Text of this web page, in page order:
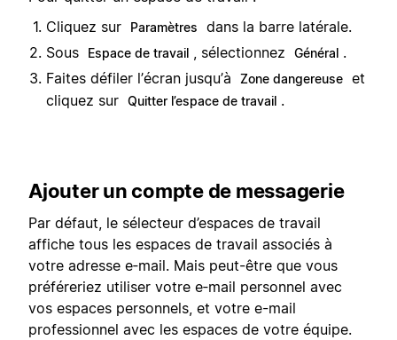
Cliquez sur
Paramètres
dans la barre latérale.
Sous
Espace de travail , sélectionnez Général .
Faites défiler l’écran jusqu’à
Zone dangereuse et
cliquez sur Quitter l’espace de travail .
Ajouter un compte de messagerie
Par défaut, le sélecteur d’espaces de travail
affiche tous les espaces de travail associés à
votre adresse e‑mail. Mais peut-être que vous
préféreriez utiliser votre e‑mail personnel avec
vos espaces personnels, et votre e-mail
professionnel avec les espaces de votre équipe.